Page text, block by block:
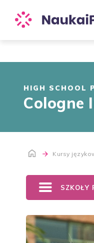
HIGH SCHOOL
Cologne
Kursy
SZKOŁY